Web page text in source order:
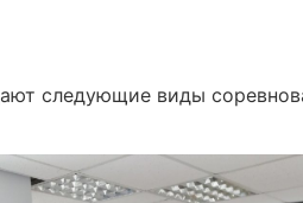
следующие виды